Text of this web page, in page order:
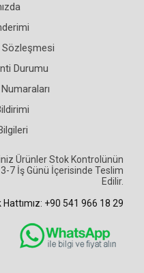
Sözleşmesi
Durumu
Ürünler Stok Kontrolünün
7 İş Günü İçerisinde Teslim
Edilir.
Hattımız: +90 541 966 18 29